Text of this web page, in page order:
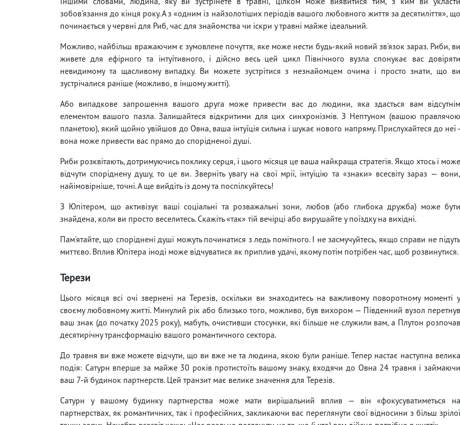
зобов'язання до кінця року. А з «одним із найзолотіших періодів вашого любовного життя за десятиліття», що
починається у червні для Риб, час для знайомства чи іскри у травні майже ідеальний.
Можливо, найбільш вражаючим є зумовлене почуття, яке може нести будь-який новий зв'язок зараз. Риби, ви
живете для ефірного та інтуїтивного, і дійсно весь цей цикл Північного вузла спонукає вас довіряти
невидимому та щасливому випадку. Ви можете зустрітися з незнайомцем очима і просто знати, що ви
зустрічалися раніше (можливо, в іншому житті).
Або випадкове запрошення вашого друга може привести вас до людини, яка здасться вам відсутнім
елементом вашого пазла. Залишайтеся відкритими для цих синхронізмів. З Нептуном (вашою правлячою
планетою), який щойно увійшов до Овна, ваша інтуїція сильна і шукає нового напряму. Прислухайтеся до неї -
вона може привести вас прямо до спорідненої душі.
Риби розквітають, дотримуючись поклику серця, і цього місяця це ваша найкраща стратегія. Якщо хтось і може
відчути споріднену душу, то це ви. Зверніть увагу на свої мрії, інтуїцію та «знаки» всесвіту зараз — вони,
найімовірніше, точні. А ще вийдіть із дому та поспілкуйтесь!
З Юпітером, що активізує ваші соціальні та розважальні зони, любов (або глибока дружба) може бути
знайдена, коли ви просто веселитесь. Скажіть «так» тій вечірці або вирушайте у поїздку на вихідні.
Пам'ятайте, що споріднені душі можуть починатися з ледь помітного. І не засмучуйтесь, якщо справи не підуть
миттєво. Вплив Юпітера іноді може відчуватися як приплив удачі, якому потім потрібен час, щоб розвинутися.
Терези
Цього місяця всі очі звернені на Терезів, оскільки ви знаходитесь на важливому поворотному моменті у
своєму любовному житті. Минулий рік або близько того, можливо, був вихором — Південний вузол перетнув
ваш знак (до початку 2025 року), мабуть, очистивши стосунки, які більше не служили вам, а Плутон розпочав
десятирічну трансформацію вашого романтичного сектора.
До травня ви вже можете відчути, що ви вже не та людина, якою були раніше. Тепер настає наступна велика
подія: Сатурн вперше за майже 30 років протистоїть вашому знаку, входячи до Овна 24 травня і займаючи
ваш 7-й будинок партнерств. Цей транзит має велике значення для Терезів.
Сатурн у вашому будинку партнерства може мати вирішальний вплив — він «фокусуватиметься на
партнерствах, як романтичних, так і професійних, закликаючи вас переглянути свої відносини з більш зрілої